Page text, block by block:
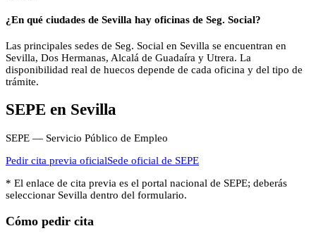
¿En qué ciudades de Sevilla hay oficinas de Seg. Social?
Las principales sedes de Seg. Social en Sevilla se encuentran en
Sevilla, Dos Hermanas, Alcalá de Guadaíra y Utrera. La
disponibilidad real de huecos depende de cada oficina y del tipo de
trámite.
SEPE en Sevilla
SEPE — Servicio Público de Empleo
Pedir cita previa oficialSede oficial de SEPE
* El enlace de cita previa es el portal nacional de SEPE; deberás
seleccionar Sevilla dentro del formulario.
Cómo pedir cita